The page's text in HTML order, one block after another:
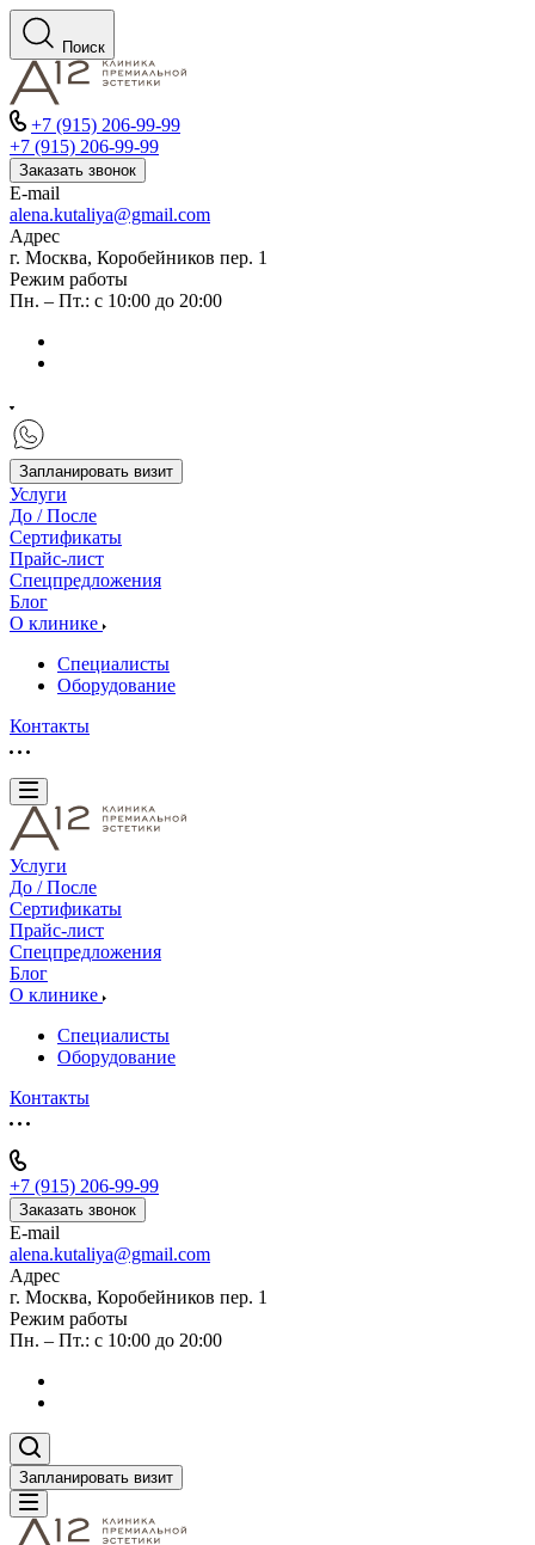
Поиск
+7 (915) 206-99-99
+7 (915) 206-99-99
Заказать звонок
E-mail
alena.kutaliya@gmail.com
Адрес
г. Москва, Коробейников пер. 1
Режим работы
Пн. – Пт.: с 10:00 до 20:00
Запланировать визит
Услуги
До / После
Сертификаты
Прайс-лист
Спецпредложения
Блог
О клинике
Специалисты
Оборудование
Контакты
Услуги
До / После
Сертификаты
Прайс-лист
Спецпредложения
Блог
О клинике
Специалисты
Оборудование
Контакты
+7 (915) 206-99-99
Заказать звонок
E-mail
alena.kutaliya@gmail.com
Адрес
г. Москва, Коробейников пер. 1
Режим работы
Пн. – Пт.: с 10:00 до 20:00
Запланировать визит